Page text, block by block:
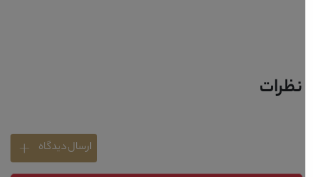
نظرات
ارسال دیدگاه